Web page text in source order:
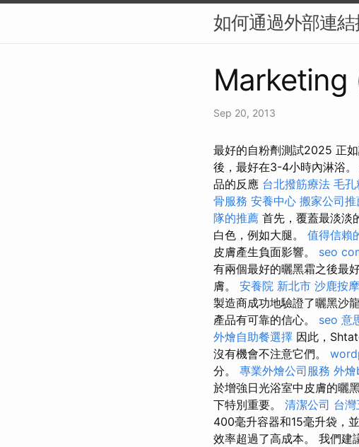
如何通過外部連結
Marketing
Sep 20, 2013
最好的自粉劑測試2025 正
後，最好在3-4小時內淋浴。
品的反應 台北撥筋療法 毛孔
骨服務 安養中心 搬家公司推
隊的推薦 首先，覆蓋最淡淡
白色，例如大腿。 值得信賴
皮膚產生負面影響。 seo
有兩個最好的曬黑霜之後最
膚。 安養院 新北市 沙鹿按
製造商成功地驗證了曬黑沙
產品有可靠的信心。 seo 意
外燴自助餐選擇 因此，
沒有機會不注意它們。
分。 專業外燴公司服務 外
於增強日光浴室中皮膚的曬
下特別重要。 清潔公司 台
400毫升容器和15毫升袋，
效率超過了高成本。 我們建